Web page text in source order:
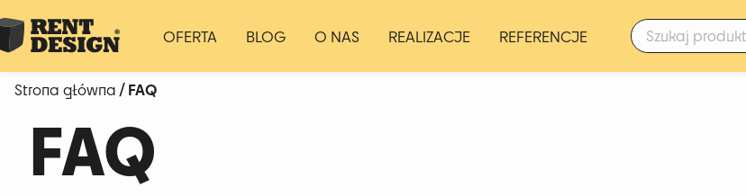
Szukaj:
OFERTA BLOG O NAS REALIZACJE REFERENCJE
Strona główna/ FAQ
FAQ